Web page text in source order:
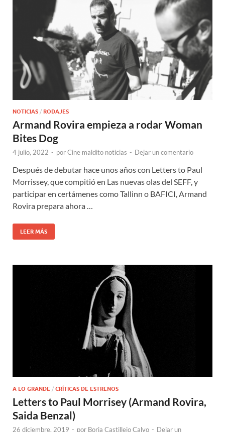
NOTICIAS / RODAJES
Armand Rovira empieza a rodar Woman
Bites Dog
4 julio, 2022 - porCine maldito noticias - Dejar un comentario
Después de debutar hace unos años con Letters to Paul
Morrissey, que compitió en Las nuevas olas del SEFF, y
participar en certámenes como Tallinn o BAFICI, Armand
Rovira prepara ahora …
LEER MÁS
A LO GRANDE / CRÍTICAS DE ESTRENOS
Letters to Paul Morrisey (Armand Rovira,
Saida Benzal)
26 diciembre, 2019 - por Borja Castillejo Calvo - Dejar un